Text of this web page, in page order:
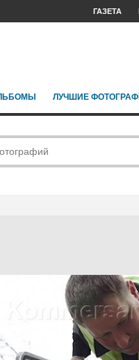
ГАЗЕТА
ЛУЧШИЕ